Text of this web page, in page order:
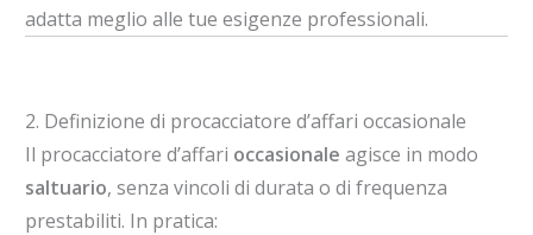
adatta meglio alle tue esigenze professionali.
2. Definizione di procacciatore d’affari occasionale
Il procacciatore d’affari occasionale agisce in modo
saltuario, senza vincoli di durata o di frequenza
prestabiliti. In pratica: